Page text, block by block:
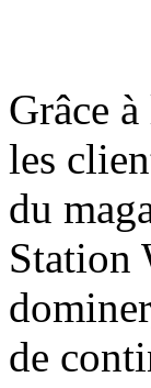
Grâce
les
du
Station
de